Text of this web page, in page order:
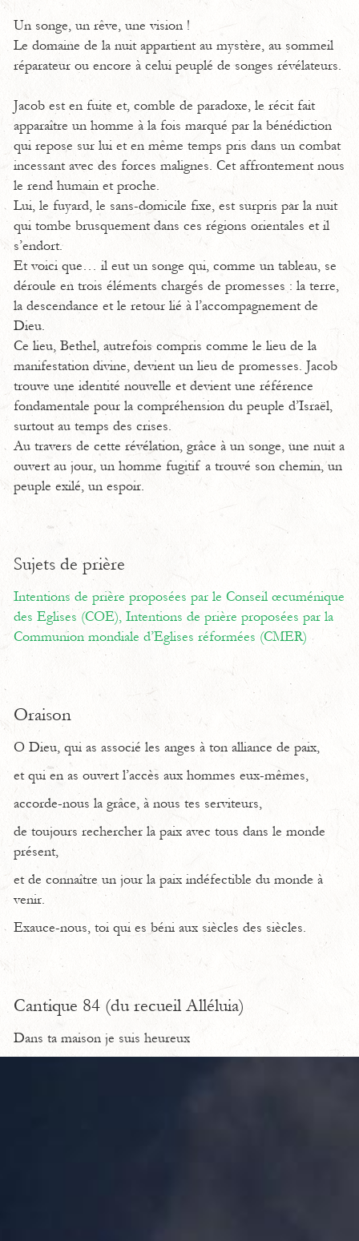
Un songe, un rêve, une vision !
Le domaine de la nuit appartient au mystère, au sommeil
réparateur ou encore à celui peuplé de songes révélateurs.
Jacob est en fuite et, comble de paradoxe, le récit fait
apparaître un homme à la fois marqué par la bénédiction
qui repose sur lui et en même temps pris dans un combat
incessant avec des forces malignes. Cet affrontement nous
le rend humain et proche.
Lui, le fuyard, le sans-domicile fixe, est surpris par la nuit
qui tombe brusquement dans ces régions orientales et il
s’endort.
Et voici que… il eut un songe qui, comme un tableau, se
déroule en trois éléments chargés de promesses : la terre,
la descendance et le retour lié à l’accompagnement de
Dieu.
Ce lieu, Bethel, autrefois compris comme le lieu de la
manifestation divine, devient un lieu de promesses. Jacob
trouve une identité nouvelle et devient une référence
fondamentale pour la compréhension du peuple d’Israël,
surtout au temps des crises.
Au travers de cette révélation, grâce à un songe, une nuit a
ouvert au jour, un homme fugitif a trouvé son chemin, un
peuple exilé, un espoir.
Sujets de prière
Intentions de prière proposées par le Conseil œcuménique
des Eglises (COE), Intentions de prière proposées par la
Communion mondiale d’Eglises réformées (CMER)
Oraison
O Dieu, qui as associé les anges à ton alliance de paix,
et qui en as ouvert l’accès aux hommes eux-mêmes,
accorde-nous la grâce, à nous tes serviteurs,
de toujours rechercher la paix avec tous dans le monde
présent,
et de connaître un jour la paix indéfectible du monde à
venir.
Exauce-nous, toi qui es béni aux siècles des siècles.
Cantique 84 (du recueil Alléluia)
Dans ta maison je suis heureux